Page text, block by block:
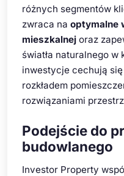
różnych segmentów
zwraca na optymalne
mieszkalnej oraz
światła naturalnego w
inwestycje cechują
rozkładem
rozwiązaniami
Podejście do
budowlanego
Investor Property